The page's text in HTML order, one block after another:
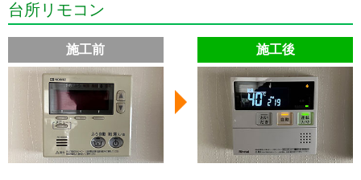
台所リモコン
施工前 施工後